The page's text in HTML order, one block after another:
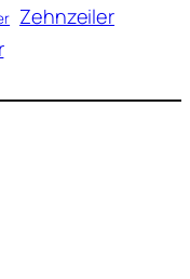
Zehnzeiler